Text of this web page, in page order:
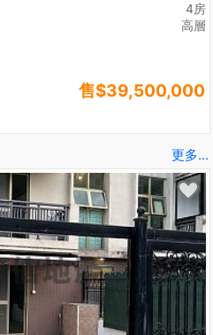
4房
高層
售$39,500,000
更多...